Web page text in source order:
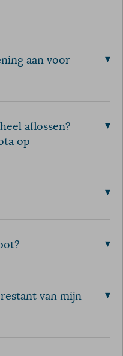
aan voor
▾
aflossen?
op
▾
▾
▾
van mijn
▾